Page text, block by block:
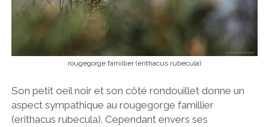
rougegorge famillier (erithacus rubecula)
Son petit oeil noir et son côté rondouillet donne un
aspect sympathique au rougegorge famillier
(erithacus rubecula). Cependant envers ses